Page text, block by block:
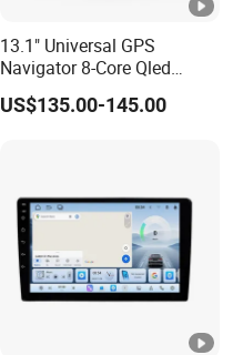
13.1" Universal GPS
Navigator 8-Core Qled
Touch Screen 2DIN Car
Stereo Carplay Android
US$135.00-145.00